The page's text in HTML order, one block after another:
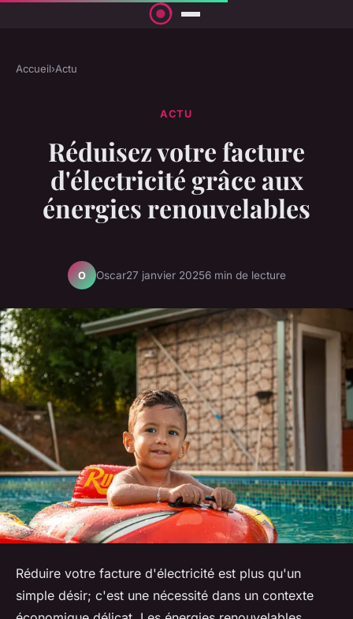
Accueil›Actu
ACTU
Réduisez votre facture
d'électricité grâce aux
énergies renouvelables
O Oscar27 janvier 20256 min de lecture
Réduire votre facture d'électricité est plus qu'un
simple désir; c'est une nécessité dans un contexte